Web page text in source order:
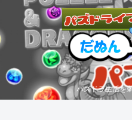
パズドラ生活を